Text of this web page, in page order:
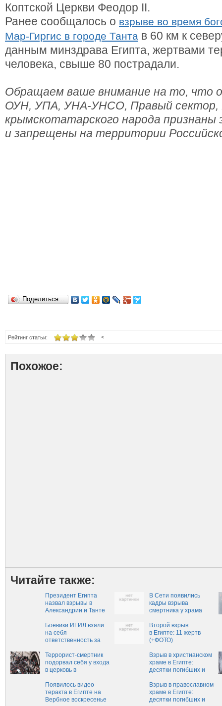
Коптской Церкви Феодор II.
Ранее сообщалось о взрыве во время
Мар-Гиргис в городе Танта в 60 км к
данным минздрава Египта, жертвами
человека, свыше 80 пострадали.
Обращаем ваше внимание на то, что
ОУН, УПА, УНА-УНСО, Правый сектор,
крымскотатарского народа признаны
и запрещены на территории
Поделиться…
<
Рейтинг статьи:
Похожое:
Читайте также:
Президент Египта
назвал взрывы в
Александрии и Танте
В Сети появились
кадры взрыва
смертника у храма
(ВИДЕО)
Боевики ИГИЛ взяли
на себя
ответственность за
в Египте
Второй взрыв
в Египте: 11 жертв
(+ФОТО)
Террорист-смертник
подорвал себя у входа
в церковь в
Взрыв в христианском
храме в Египте:
десятки погибших и
Новороссия
Появилось видео
теракта в Египте на
Вербное воскресенье
Взрыв в православном
храме в Египте:
десятки погибших и